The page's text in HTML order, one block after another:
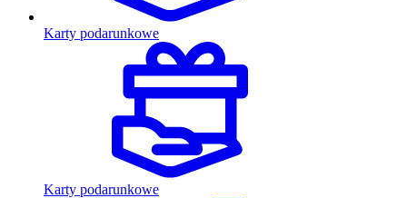
Karty podarunkowe
Karty podarunkowe